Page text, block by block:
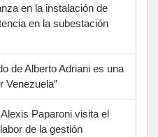
en la instalación de
en la subestación
de Alberto Adriani es una
Venezuela”
Paparoni visita el
de la gestión